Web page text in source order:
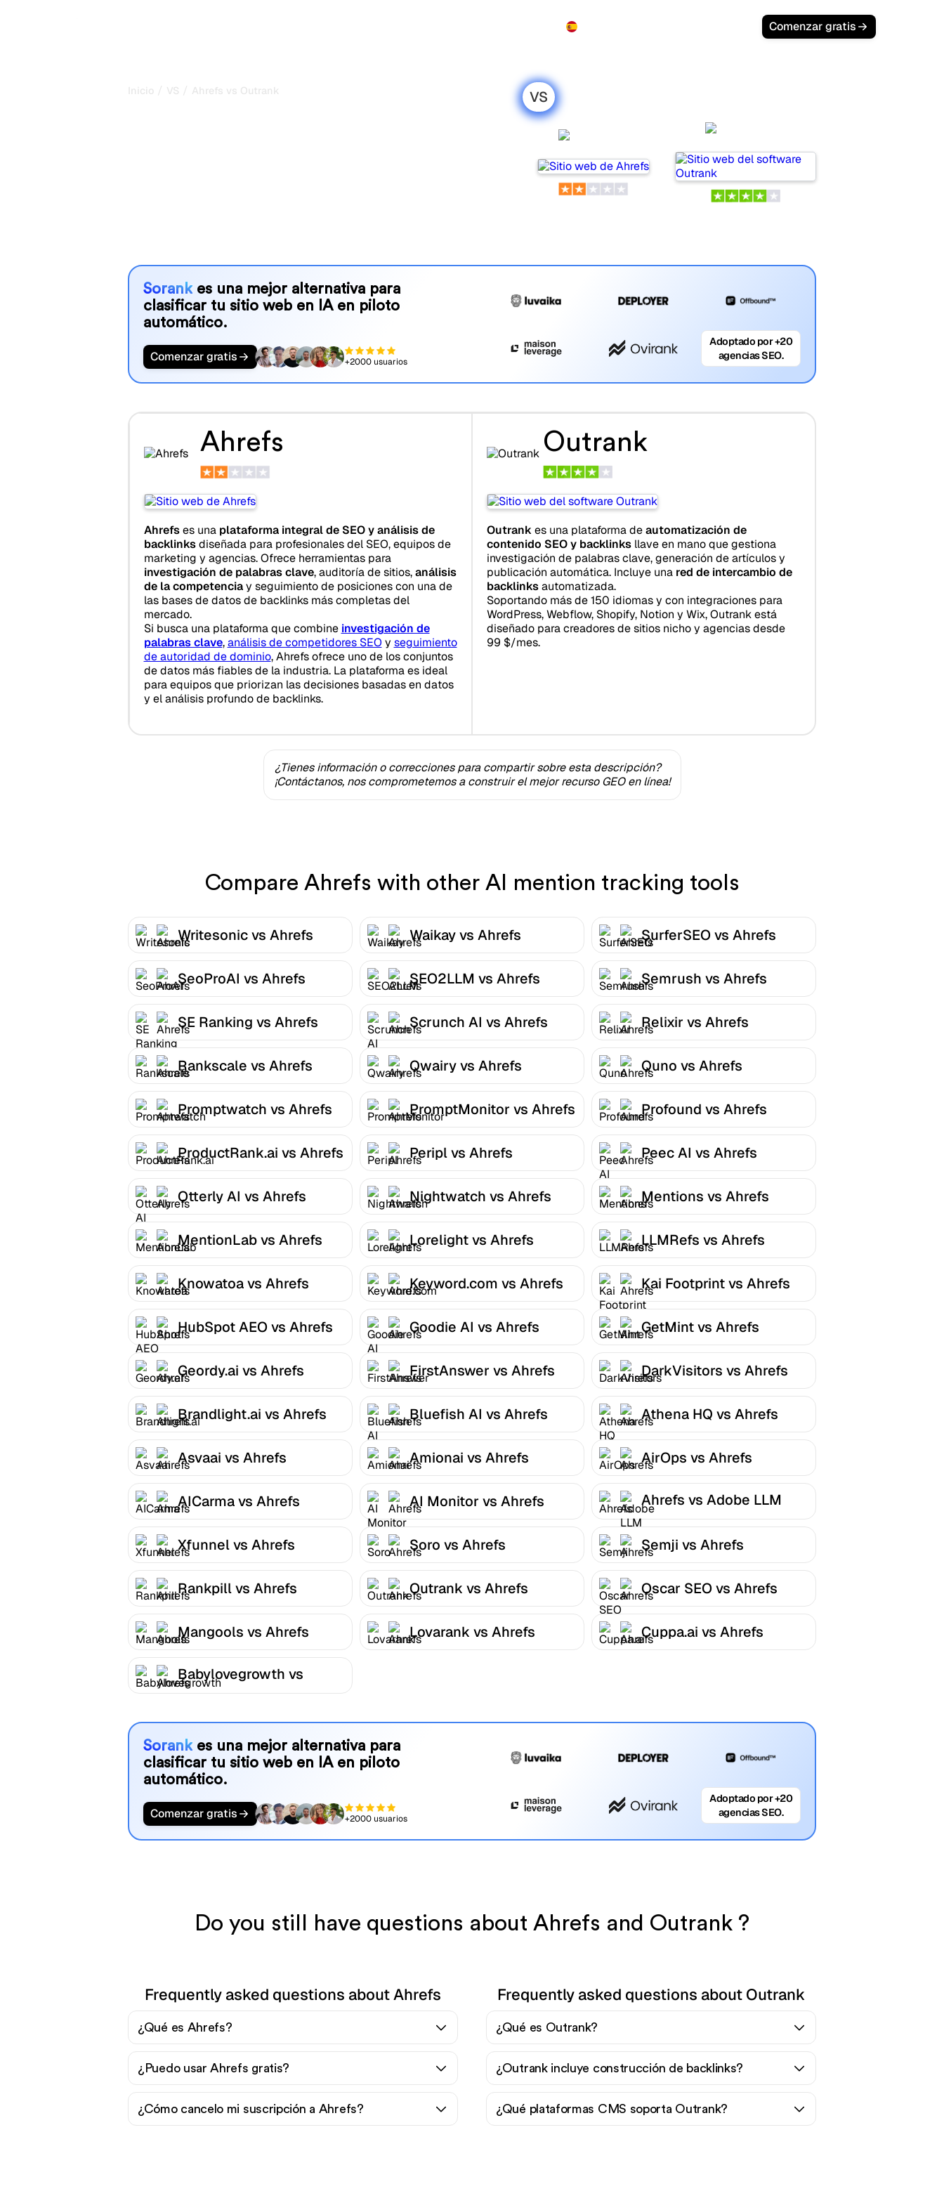
Comenzar gratis
Inicio / VS / Ahrefs vs Outrank VS
Sorankes una mejor alternativa para
clasificar tu sitio web en IA en piloto
automático.
Comenzar gratis +2000 usuarios
Adoptado por +20
agencias SEO.
Ahrefs
Ahrefses una plataforma integral de SEO y análisis de
backlinksdiseñada para profesionales del SEO, equipos de
marketing y agencias. Ofrece herramientas para
investigación de palabras clave, auditoría de sitios,análisis
de la competenciay seguimiento de posiciones con una de
las bases de datos de backlinks más completas del
mercado.
Si busca una plataforma que combine investigación de
palabras clave,análisis de competidores SEO y seguimiento
de autoridad de dominio, Ahrefs ofrece uno de los conjuntos
de datos más fiables de la industria. La plataforma es ideal
para equipos que priorizan las decisiones basadas en datos
y el análisis profundo de backlinks.
Outrank
Outrank es una plataforma deautomatización de
contenido SEO y backlinks llave en mano que gestiona
investigación de palabras clave, generación de artículos y
publicación automática. Incluye una red de intercambio de
backlinksautomatizada.
Soportando más de 150 idiomas y con integraciones para
WordPress, Webflow, Shopify, Notion y Wix, Outrank está
diseñado para creadores de sitios nicho y agencias desde
99 $/mes.
¿Tienes información o correcciones para compartir sobre esta descripción?
¡Contáctanos, nos comprometemos a construir el mejor recurso GEO en línea!
Compare Ahrefs with other AI mention tracking tools
Writesonic vs Ahrefs Waikay vs Ahrefs SurferSEO vs Ahrefs
SeoProAI vs Ahrefs SEO2LLM vs Ahrefs Semrush vs Ahrefs
SE Ranking vs Ahrefs Scrunch AI vs Ahrefs Relixir vs Ahrefs
Rankscale vs Ahrefs Qwairy vs Ahrefs Quno vs Ahrefs
Promptwatch vs Ahrefs PromptMonitor vs Ahrefs Profound vs Ahrefs
ProductRank.ai vs Ahrefs Peripl vs Ahrefs Peec AI vs Ahrefs
Otterly AI vs Ahrefs Nightwatch vs Ahrefs Mentions vs Ahrefs
MentionLab vs Ahrefs Lorelight vs Ahrefs LLMRefs vs Ahrefs
Knowatoa vs Ahrefs Keyword.com vs Ahrefs Kai Footprint vs Ahrefs
HubSpot AEO vs Ahrefs Goodie AI vs Ahrefs GetMint vs Ahrefs
Geordy.ai vs Ahrefs FirstAnswer vs Ahrefs DarkVisitors vs Ahrefs
Brandlight.ai vs Ahrefs Bluefish AI vs Ahrefs Athena HQ vs Ahrefs
Asvaai vs Ahrefs Amionai vs Ahrefs AirOps vs Ahrefs
AICarma vs Ahrefs AI Monitor vs Ahrefs
Ahrefs vs Adobe LLM
Optimizer
Xfunnel vs Ahrefs
Soro vs Ahrefs Semji vs Ahrefs
Rankpill vs Ahrefs Outrank vs Ahrefs Oscar SEO vs Ahrefs
Mangools vs Ahrefs Lovarank vs Ahrefs Cuppa.ai vs Ahrefs
Babylovegrowth vs
Ahrefs
Sorankes una mejor alternativa para
clasificar tu sitio web en IA en piloto
automático.
Comenzar gratis +2000 usuarios
Adoptado por +20
agencias SEO.
Do you still have questions about Ahrefs and Outrank ?
Frequently asked questions about Ahrefs
¿Qué es Ahrefs?
¿Puedo usar Ahrefs gratis?
¿Cómo cancelo mi suscripción a Ahrefs?
Frequently asked questions about Outrank
¿Qué es Outrank?
¿Outrank incluye construcción de backlinks?
¿Qué plataformas CMS soporta Outrank?